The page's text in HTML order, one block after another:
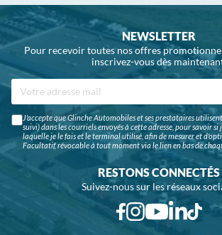
NEWSLETTER
Pour recevoir toutes nos offres
inscrivez-vous dès
J'accepte que Glinche Automobiles et ses prestataires
suivi) dans les courriels envoyés à cette adresse, pour savoir si
laquelle je le fais et le terminal utilisé, afin de mesurer et
Facultatif, révocable à tout moment via le lien en bas de
RESTONS CONNECTÉS
Suivez-nous sur les réseaux